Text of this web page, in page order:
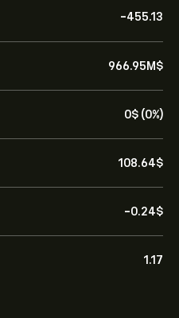
-455.13
966.95M‎$‎
0‎$‎ (0%)
108.64‎$‎
-0.24‎$‎
1.17